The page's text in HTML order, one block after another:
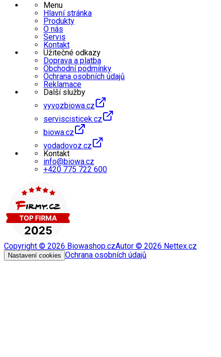
Menu
Hlavní stránka
Produkty
O nás
Servis
Kontakt
Užitečné odkazy
Doprava a platba
Obchodní podmínky
Ochrana osobních údajů
Reklamace
Další služby
vyvozbiowa.cz
serviscisticek.cz
biowa.cz
vodadovoz.cz
Kontakt
info@biowa.cz
+420 775 722 600
Copyright © 2026 Biowashop.czAutor © 2026 Nettex.cz
Nastavení cookies Ochrana osobních údajů